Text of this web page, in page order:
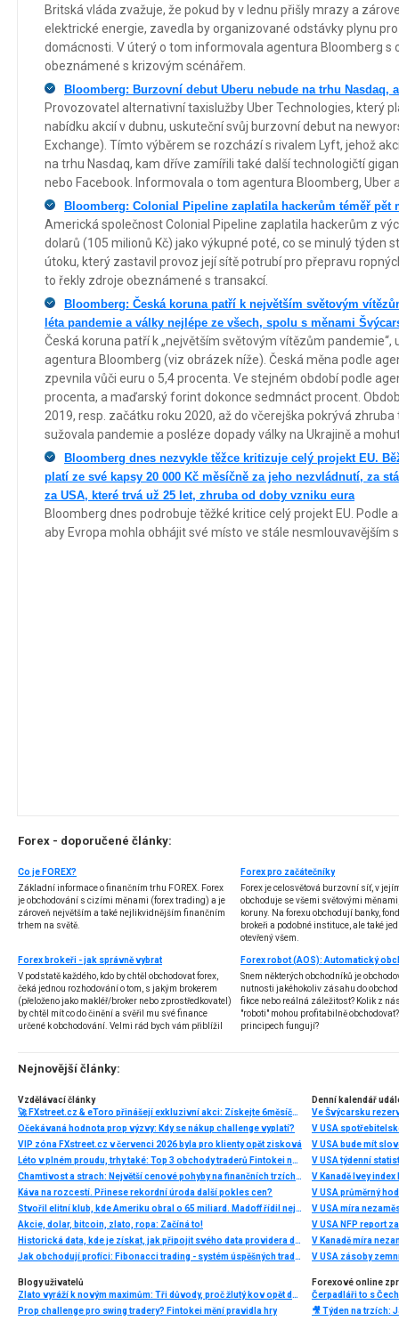
Britská vláda zvažuje, že pokud by v lednu přišly mrazy a
elektrické energie, zavedla by organizované odstávky plynu
domácnosti. V úterý o tom informovala agentura Bloomberg s
obeznámené s krizovým scénářem.
Bloomberg: Burzovní debut Uberu nebude na trhu Nasdaq,
Provozovatel alternativní taxislužby Uber Technologies, který
nabídku akcií v dubnu, uskuteční svůj burzovní debut na
Exchange). Tímto výběrem se rozchází s rivalem Lyft, jehož
na trhu Nasdaq, kam dříve zamířili také další technologičtí
nebo Facebook. Informovala o tom agentura Bloomberg,
Bloomberg: Colonial Pipeline zaplatila hackerům téměř pět
Americká společnost Colonial Pipeline zaplatila hackerům z
dolarů (105 milionů Kč) jako výkupné poté, co se minulý týden
útoku, který zastavil provoz její sítě potrubí pro přepravu
to řekly zdroje obeznámené s transakcí.
Bloomberg: Česká koruna patří k největším světovým
léta pandemie a války nejlépe ze všech, spolu s měnami
Česká koruna patří k „největším světovým vítězům pandemie“,
agentura Bloomberg (viz obrázek níže). Česká měna podle
zpevnila vůči euru o 5,4 procenta. Ve stejném období podle
procenta, a maďarský forint dokonce sedmnáct procent.
2019, resp. začátku roku 2020, až do včerejška pokrývá
sužovala pandemie a posléze dopady války na Ukrajině a
Bloomberg dnes nezvykle těžce kritizuje celý projekt EU.
platí ze své kapsy 20 000 Kč měsíčně za jeho nezvládnutí, za
za USA, které trvá už 25 let, zhruba od doby vzniku eura
Bloomberg dnes podrobuje těžké kritice celý projekt EU. Podle
aby Evropa mohla obhájit své místo ve stále nesmlouvavějším
Forex - doporučené články:
Co je FOREX?
Základní informace o finančním trhu FOREX. Forex
je obchodování s cizími měnami (forex trading) a je
zároveň největším a také nejlikvidnějším finančním
trhem na světě.
Forex pro začátečníky
Forex je celosvětová burzovní síť, v
obchoduje se všemi světovými
koruny. Na forexu obchodují banky,
brokeři a podobné instituce, ale také
otevřený všem.
Forex brokeři - jak správně vybrat
V podstatě každého, kdo by chtěl obchodovat forex,
čeká jednou rozhodování o tom, s jakým brokerem
(přeloženo jako makléř/broker nebo zprostředkovatel)
by chtěl mít co do činění a svěřil mu své finance
určené k obchodování. Velmi rád bych vám přiblížil
několik příkladů nejznámějších z nich.
Snem některých obchodníků je
nutnosti jakéhokoliv zásahu do
fikce nebo reálná záležitost? Kolik z
"roboti" mohou profitabilně
principech fungují?
Nejnovější články:
Vzdělávací články
🚀 FXstreet.cz & eToro přinášejí exkluzivní akci: Získejte 6měsíční členství ve VIP zóně ZDARMA
Očekávaná hodnota prop výzvy: Kdy se nákup challenge vyplatí?
VIP zóna FXstreet.cz v červenci 2026 byla pro klienty opět zisková
Léto v plném proudu, trhy také: Top 3 obchody traderů Fintokei na indexech a zlatě
Chamtivost a strach: Největší cenové pohyby na finančních trzích (červenec 2026)
Káva na rozcestí. Přinese rekordní úroda další pokles cen?
Stvořil elitní klub, kde Ameriku obral o 65 miliard. Madoff řídil největší Ponzi dějin
Akcie, dolar, bitcoin, zlato, ropa: Začíná to!
Historická data, kde je získat, jak připojit svého data providera do MultiCharts a proč je budeme potřebovat? (4. díl)
Jak obchodují profíci: Fibonacci trading - systém úspěšných traderů
Denní kalendář
Ve Švýcarsku
V USA
V USA bude mít
V USA týdenní
V Kanadě Ivey index
V USA průměrný
V USA míra
V USA NFP report
V Kanadě míra
V USA zásoby
Blogy uživatelů
Zlato vyráží k novým maximům: Tři důvody, proč žlutý kov opět dominuje
Prop challenge pro swing tradery? Fintokei mění pravidla hry
Forexové online